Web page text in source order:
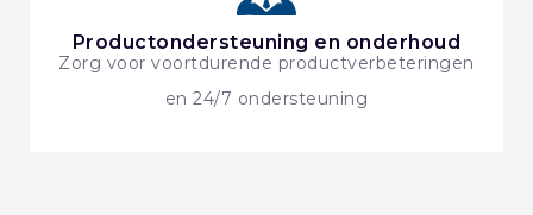
Productondersteuning en onderhoud
Zorg voor voortdurende productverbeteringen
en 24/7 ondersteuning